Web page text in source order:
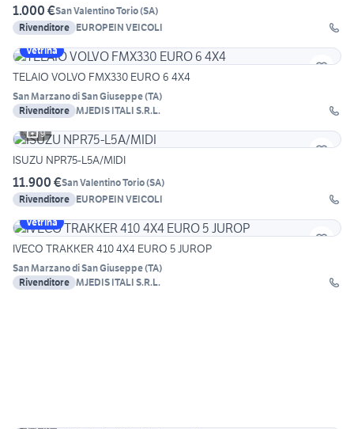
1.000 €San Valentino Torio(SA)
Rivenditore EUROPEIN VEICOLI
Vetrina
TELAIO VOLVO FMX330 EURO 6 4X4
San Marzano di San Giuseppe(TA)
Rivenditore MJEDIS ITALI S.R.L.
9
ISUZU NPR75-L5A/MIDI
11.900 €San Valentino Torio(SA)
Rivenditore EUROPEIN VEICOLI
Vetrina
IVECO TRAKKER 410 4X4 EURO 5 JUROP
San Marzano di San Giuseppe(TA)
Rivenditore MJEDIS ITALI S.R.L.